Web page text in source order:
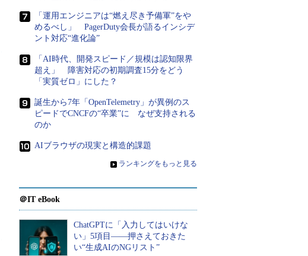
「運用エンジニアは“燃え尽き予備軍”をや
めるべし」 PagerDuty会長が語るインシデ
ント対応“進化論”
「AI時代、開発スピード／規模は認知限界
超え」 障害対応の初期調査15分をどう
「実質ゼロ」にした？
誕生から7年「OpenTelemetry」が異例のス
ピードでCNCFの“卒業”に なぜ支持される
のか
AIブラウザの現実と構造的課題
» ランキングをもっと見る
＠IT eBook
ChatGPTに「入力してはいけな
い」5項目――押さえておきた
い“生成AIのNGリスト”